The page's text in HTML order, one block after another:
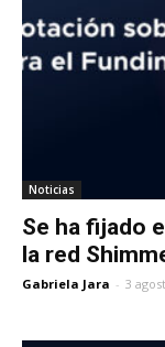
Noticias
Se ha fijado
la red
Gabriela Jara - 3